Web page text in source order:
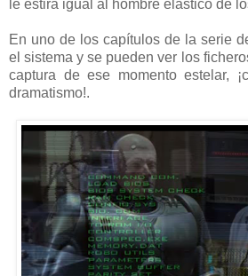
le estira igual al hombre elástico de
En uno de los capítulos de la serie
el sistema y se pueden ver los
captura de ese momento estelar,
dramatismo!.